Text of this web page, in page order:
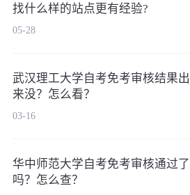
找什么样的站点更有经验?
05-28
武汉理工大学自考免考审核结果出
来没？怎么看？
03-16
华中师范大学自考免考审核通过了
吗？怎么查？